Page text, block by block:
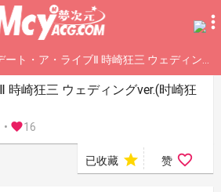
ート・ア・ライブⅡ 時崎狂三 ウェディングver.(时崎狂三)
時崎狂三 ウェディングver.(时崎狂
• 16
已收藏  赞 